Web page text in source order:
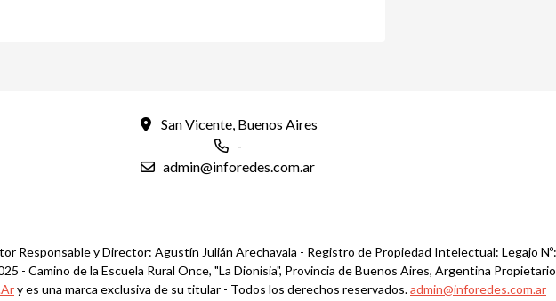
San Vicente, Buenos Aires
-
admin@inforedes.com.ar
Responsable y Director: Agustín Julián Arechavala - Registro de Propiedad Intelectual: Legajo
- Camino de la Escuela Rural Once, "La Dionisia", Provincia de Buenos Aires, Argentina
y es una marca exclusiva de su titular - Todos los derechos reservados.admin@inforedes.com.ar